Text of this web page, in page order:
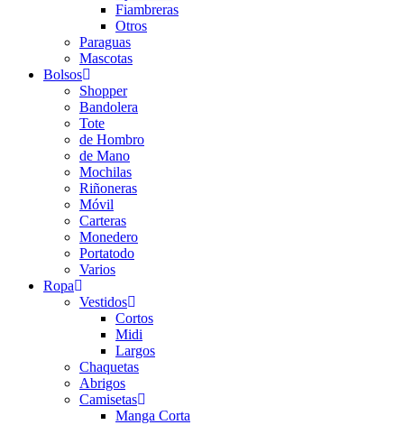
Fiambreras
Otros
Paraguas
Mascotas
Bolsos
Shopper
Bandolera
Tote
de Hombro
de Mano
Mochilas
Riñoneras
Móvil
Carteras
Monedero
Portatodo
Varios
Ropa
Vestidos
Cortos
Midi
Largos
Chaquetas
Abrigos
Camisetas
Manga Corta